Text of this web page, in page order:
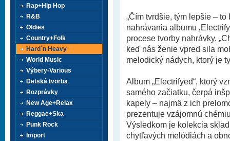
„Čím tvrdšie, tým lepšie –
nahrávania albumu
procese tvorby nahrávky.
keď nás ženie vpred sila
melodický nádych, ktorý je
Album „Electrifyed“, ktorý
samého začiatku, čerpá
kapely – najmä z ich
prezentuje vzájomnú
Výsledkom je kolekcia
chytľavých melódiách a
Rap+Hip Hop
R&B
Oldies
Country+Folk
Hard´n Heavy
World Music
Výbery-Various
Detská tvorba
Rozprávky
New Age+Relax
Reggae+Ska
Punk Rock
Import